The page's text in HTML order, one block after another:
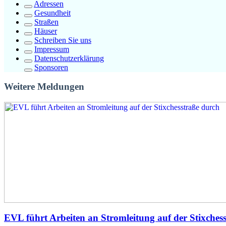
Adressen
Gesundheit
Straßen
Häuser
Schreiben Sie uns
Impressum
Datenschutzerklärung
Sponsoren
Weitere Meldungen
EVL führt Arbeiten an Stromleitung auf der